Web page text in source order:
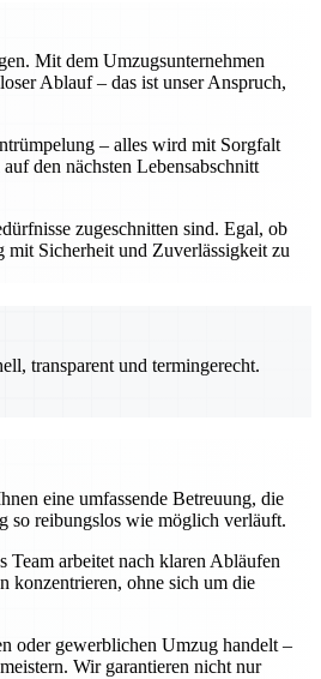
Mit dem Umzugsunternehmen
Ablauf – das ist unser Anspruch,
– alles wird mit Sorgfalt
den nächsten Lebensabschnitt
zugeschnitten sind. Egal, ob
mit Sicherheit und Zuverlässigkeit zu
transparent und termingerecht.
eine umfassende Betreuung, die
so reibungslos wie möglich verläuft.
arbeitet nach klaren Abläufen
konzentrieren, ohne sich um die
oder gewerblichen Umzug handelt –
Wir garantieren nicht nur